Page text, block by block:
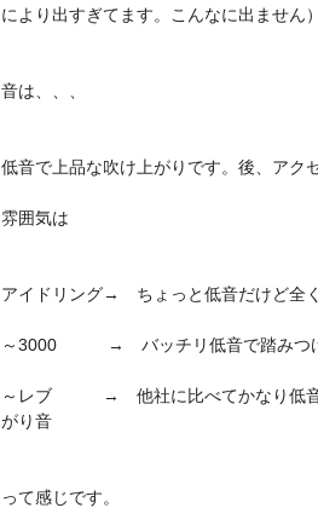
により出すぎてます。こんなに出ません）
音は、、、
低音で上品な吹け上がりです。後、アク
雰囲気は
アイドリング→ ちょっと低音だけど全く
～3000 → バッチリ低音で踏みつけ
～レブ → 他社に比べてかなり低音よ
がり音
って感じです。